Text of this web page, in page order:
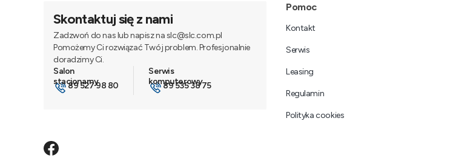
Skontaktuj się z nami
Zadzwoń do nas lub napisz na slc@slc.com.pl
Pomożemy Ci rozwiązać Twój problem. Profesjonalnie
doradzimy Ci.
89 527 98 80 89 535 38 75
Linki w stopce
Pomoc
Kontakt
Serwis
Leasing
Regulamin
Polityka cookies